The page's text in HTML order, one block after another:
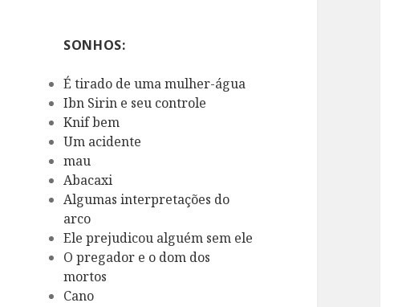
SONHOS:
É tirado de uma mulher-água
Ibn Sirin e seu controle
Knif bem
Um acidente
mau
Abacaxi
Algumas interpretações do
arco
Ele prejudicou alguém sem ele
O pregador e o dom dos
mortos
Cano